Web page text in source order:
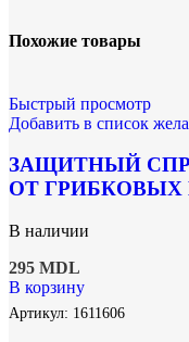
Похожие товары
Быстрый просмотр
Добавить в список
ЗАЩИТНЫЙ
ОТ ГРИБКОВЫХ
В наличии
295 MDL
В корзину
Артикул: 1611606